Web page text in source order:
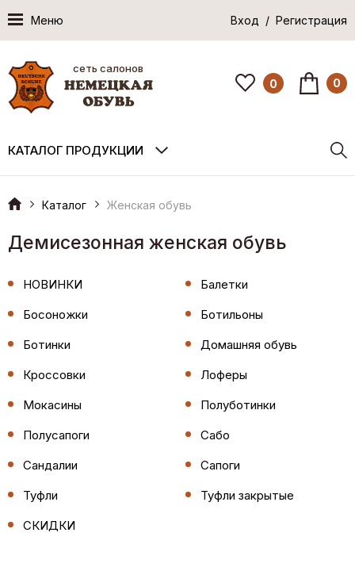
Меню Вход / Регистрация
сеть салонов
0 0
КАТАЛОГ ПРОДУКЦИИ
Каталог Женская обувь
Демисезонная женская обувь
НОВИНКИ
Балетки
Босоножки
Ботильоны
Ботинки
Домашняя обувь
Кроссовки
Лоферы
Мокасины
Полуботинки
Полусапоги
Сабо
Сандалии
Сапоги
Туфли
Туфли закрытые
СКИДКИ